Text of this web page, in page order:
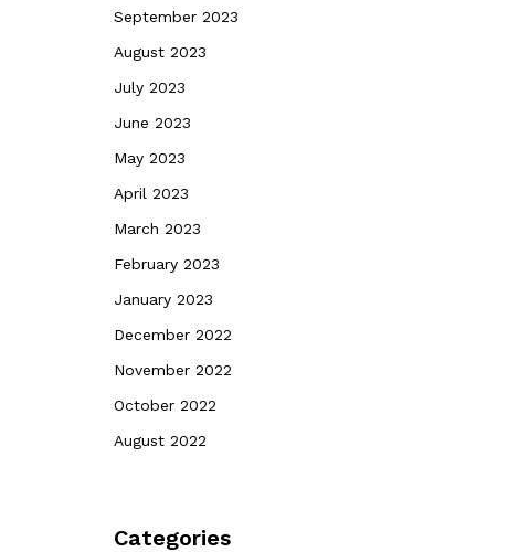
September 2023
August 2023
July 2023
June 2023
May 2023
April 2023
March 2023
February 2023
January 2023
December 2022
November 2022
October 2022
August 2022
Categories